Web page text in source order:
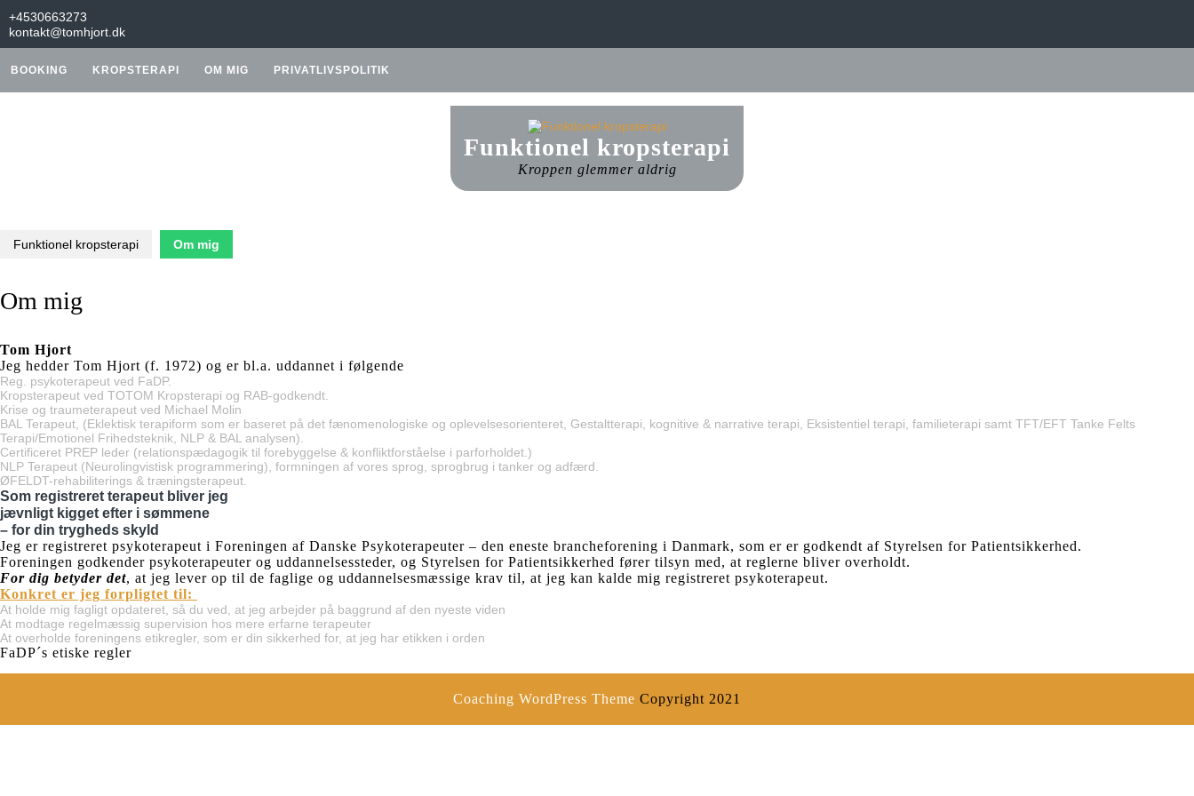
to
content
+4530663273
kontakt@tomhjort.dk
BOOKING KROPSTERAPI OM MIG PRIVATLIVSPOLITIK
Funktionel kropsterapi
Kroppen glemmer aldrig
Funktionel kropsterapi Om mig
Om mig
Tom Hjort
Jeg hedder Tom Hjort (f. 1972) og er bl.a. uddannet i følgende
Reg. psykoterapeut ved FaDP.
Kropsterapeut ved TOTOM Kropsterapi og RAB-godkendt.
Krise og traumeterapeut ved Michael Molin
BAL Terapeut, (Eklektisk terapiform som er baseret på det fænomenologiske og oplevelsesorienteret, Gestaltterapi, kognitive & narrative terapi, Eksistentiel terapi, familieterapi samt TFT/EFT Tanke Felts
Terapi/Emotionel Frihedsteknik, NLP & BAL analysen).
Certificeret PREP leder (relationspædagogik til forebyggelse & konfliktforståelse i parforholdet.)
NLP Terapeut (Neurolingvistisk programmering), formningen af vores sprog, sprogbrug i tanker og adfærd.
ØFELDT-rehabiliterings & træningsterapeut.
Som registreret terapeut bliver jeg
jævnligt kigget efter i sømmene
– for din trygheds skyld
Jeg er registreret psykoterapeut i Foreningen af Danske Psykoterapeuter – den eneste brancheforening i Danmark, som er er godkendt af Styrelsen for Patientsikkerhed.
Foreningen godkender psykoterapeuter og uddannelsessteder, og Styrelsen for Patientsikkerhed fører tilsyn med, at reglerne bliver overholdt.
For dig betyder det, at jeg lever op til de faglige og uddannelsesmæssige krav til, at jeg kan kalde mig registreret psykoterapeut.
Konkret er jeg forpligtet til:
At holde mig fagligt opdateret, så du ved, at jeg arbejder på baggrund af den nyeste viden
At modtage regelmæssig supervision hos mere erfarne terapeuter
At overholde foreningens etikregler, som er din sikkerhed for, at jeg har etikken i orden
FaDP´s etiske regler
Coaching WordPress Theme Copyright 2021
Up